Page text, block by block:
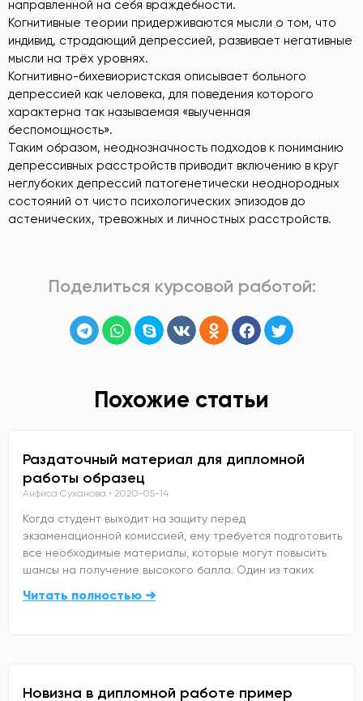
направленной на себя враждебности.
Когнитивные теории придерживаются мысли о том, что
индивид, страдающий депрессией, развивает негативные
мысли на трёх уровнях.
Когнитивно-бихевиористская описывает больного
депрессией как человека, для поведения которого
характерна так называемая «выученная
беспомощность».
Таким образом, неоднозначность подходов к пониманию
депрессивных расстройств приводит включению в круг
неглубоких депрессий патогенетически неоднородных
состояний от чисто психологических эпизодов до
астенических, тревожных и личностных расстройств.
Поделиться курсовой работой:
Похожие статьи
Раздаточный материал для дипломной
работы образец
Анфиса Суханова 2020-05-14
Когда студент выходит на защиту перед
экзаменационной комиссией, ему требуется подготовить
все необходимые материалы, которые могут повысить
шансы на получение высокого балла. Один из таких
Читать полностью ➜
Новизна в дипломной работе пример